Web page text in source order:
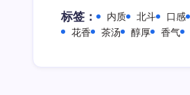
标签： 内质 北斗 口感
花香
茶汤 醇厚 香气